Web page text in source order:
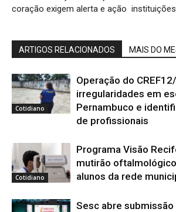
coração exigem alerta e ação
ARTIGOS RELACIONADOS MAIS DO
Cotidiano
Operação do
irregularidades em
Pernambuco e
de profissionais
Cotidiano
Programa Visão
mutirão
alunos da rede
Sesc abre